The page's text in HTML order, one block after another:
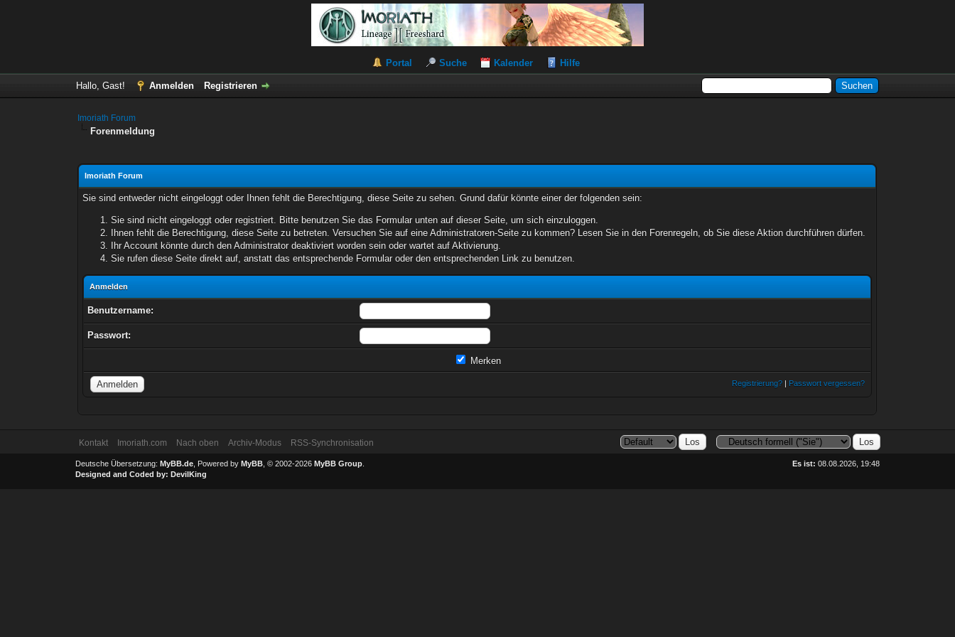
Portal Suche Kalender Hilfe
Hallo, Gast! Anmelden Registrieren
Imoriath Forum
Forenmeldung
Imoriath Forum
Sie sind entweder nicht eingeloggt oder Ihnen fehlt die Berechtigung, diese Seite zu sehen. Grund dafür könnte einer der folgenden sein:
Sie sind nicht eingeloggt oder registriert. Bitte benutzen Sie das Formular unten auf dieser Seite, um sich einzuloggen.
Ihnen fehlt die Berechtigung, diese Seite zu betreten. Versuchen Sie auf eine Administratoren-Seite zu kommen? Lesen Sie in den Forenregeln, ob Sie diese Aktion durchführen dürfen.
Ihr Account könnte durch den Administrator deaktiviert worden sein oder wartet auf Aktivierung.
Sie rufen diese Seite direkt auf, anstatt das entsprechende Formular oder den entsprechenden Link zu benutzen.
Anmelden
Benutzername:
Passwort:
Merken
Registrierung? | Passwort vergessen?
Kontakt Imoriath.com Nach oben Archiv-Modus RSS-Synchronisation
Es ist: 08.08.2026, 19:48
Deutsche Übersetzung: MyBB.de, Powered by MyBB, © 2002-2026 MyBB Group.
Designed and Coded by: DevilKing